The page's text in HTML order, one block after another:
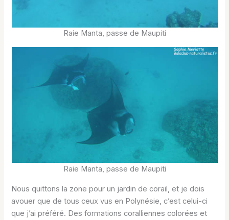
Raie Manta, passe de Maupiti
Raie Manta, passe de Maupiti
Nous quittons la zone pour un jardin de corail, et je dois
avouer que de tous ceux vus en Polynésie, c’est celui-ci
que j’ai préféré. Des formations coralliennes colorées et